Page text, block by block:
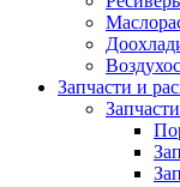
Запчасти и